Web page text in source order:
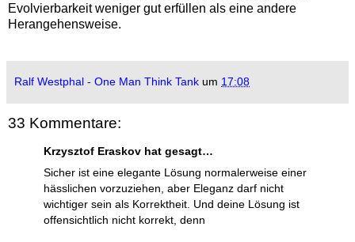
Evolvierbarkeit weniger gut erfüllen als eine andere
Herangehensweise.
Ralf Westphal - One Man Think Tank um 17:08
33 Kommentare:
Krzysztof Eraskov hat gesagt…
Sicher ist eine elegante Lösung normalerweise einer
hässlichen vorzuziehen, aber Eleganz darf nicht
wichtiger sein als Korrektheit. Und deine Lösung ist
offensichtlich nicht korrekt, denn